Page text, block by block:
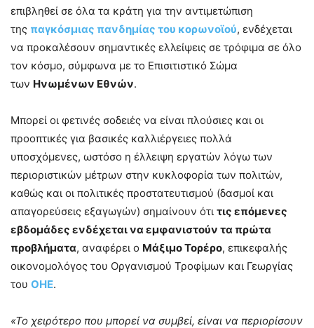
επιβληθεί σε όλα τα κράτη για την αντιμετώπιση
της παγκόσμιας πανδημίας του κορωνοϊού, ενδέχεται
να προκαλέσουν σημαντικές ελλείψεις σε τρόφιμα σε όλο
τον κόσμο, σύμφωνα με το Επισιτιστικό Σώμα
των Ηνωμένων Εθνών.
Μπορεί οι φετινές σοδειές να είναι πλούσιες και οι
προοπτικές για βασικές καλλιέργειες πολλά
υποσχόμενες, ωστόσο η έλλειψη εργατών λόγω των
περιοριστικών μέτρων στην κυκλοφορία των πολιτών,
καθώς και οι πολιτικές προστατευτισμού (δασμοί και
απαγορεύσεις εξαγωγών) σημαίνουν ότι τις επόμενες
εβδομάδες ενδέχεται να εμφανιστούν τα πρώτα
προβλήματα, αναφέρει ο Μάξιμο Τορέρο, επικεφαλής
οικονομολόγος του Οργανισμού Τροφίμων και Γεωργίας
του ΟΗΕ.
«Το χειρότερο που μπορεί να συμβεί, είναι να περιορίσουν